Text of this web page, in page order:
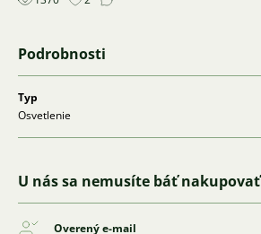
Podrobnosti
Typ
Osvetlenie
U nás sa nemusíte báť nakupovať
Overený e-mail